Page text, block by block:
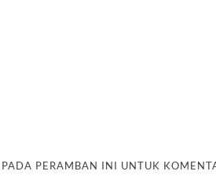
PERAMBAN INI UNTUK